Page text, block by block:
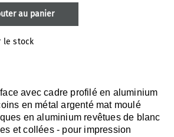
le stock
: Entrez la quantité
au panier
avec cadre profilé en aluminium
en métal argenté mat moulé
en aluminium revêtues de blanc
et collées - pour impression